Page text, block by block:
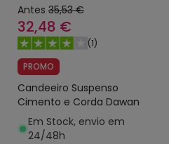
Antes 35,53 €
32,48 €
(1)
PROMO
Candeeiro Suspenso
Cimento e Corda Dawan
Em Stock, envio em
24/48h